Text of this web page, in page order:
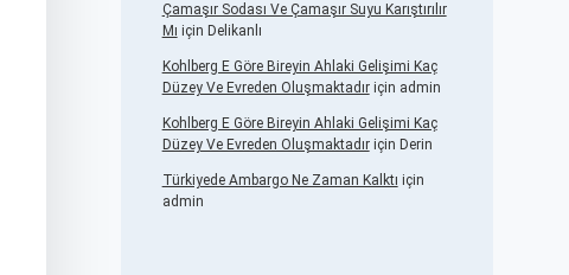
Çamaşır Sodası Ve Çamaşır Suyu Karıştırılır
Mı için Delikanlı
Kohlberg E Göre Bireyin Ahlaki Gelişimi Kaç
Düzey Ve Evreden Oluşmaktadıriçin admin
Kohlberg E Göre Bireyin Ahlaki Gelişimi Kaç
Düzey Ve Evreden Oluşmaktadıriçin Derin
Türkiyede Ambargo Ne Zaman Kalktı için
admin